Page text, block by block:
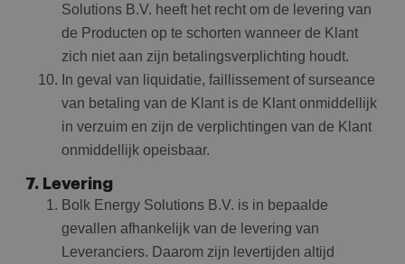
Solutions B.V. heeft het recht om de levering van
de Producten op te schorten wanneer de Klant
zich niet aan zijn betalingsverplichting houdt.
In geval van liquidatie, faillissement of surseance
van betaling van de Klant is de Klant onmiddellijk
in verzuim en zijn de verplichtingen van de Klant
onmiddellijk opeisbaar.
7. Levering
Bolk Energy Solutions B.V. is in bepaalde
gevallen afhankelijk van de levering van
Leveranciers. Daarom zijn levertijden altijd